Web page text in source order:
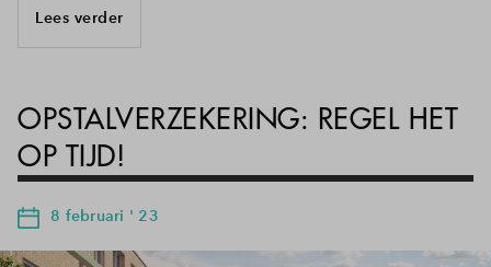
Lees verder
OPSTALVERZEKERING: REGEL HET
OP TIJD!
8 februari ' 23